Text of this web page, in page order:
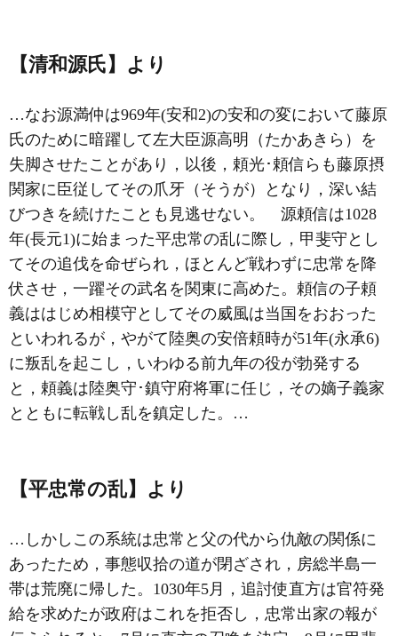
【清和源氏】より
…なお源満仲は969年(安和2)の安和の変において藤原
氏のために暗躍して左大臣源高明（たかあきら）を
失脚させたことがあり，以後，頼光･頼信らも藤原摂
関家に臣従してその爪牙（そうが）となり，深い結
びつきを続けたことも見逃せない。 源頼信は1028
年(長元1)に始まった平忠常の乱に際し，甲斐守とし
てその追伐を命ぜられ，ほとんど戦わずに忠常を降
伏させ，一躍その武名を関東に高めた。頼信の子頼
義ははじめ相模守としてその威風は当国をおおった
といわれるが，やがて陸奥の安倍頼時が51年(永承6)
に叛乱を起こし，いわゆる前九年の役が勃発する
と，頼義は陸奥守･鎮守府将軍に任じ，その嫡子義家
とともに転戦し乱を鎮定した。…
【平忠常の乱】より
…しかしこの系統は忠常と父の代から仇敵の関係に
あったため，事態収拾の道が閉ざされ，房総半島一
帯は荒廃に帰した。1030年5月，追討使直方は官符発
給を求めたが政府はこれを拒否し，忠常出家の報が